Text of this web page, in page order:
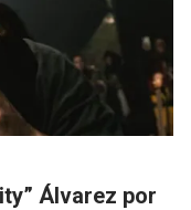
Álvarez por